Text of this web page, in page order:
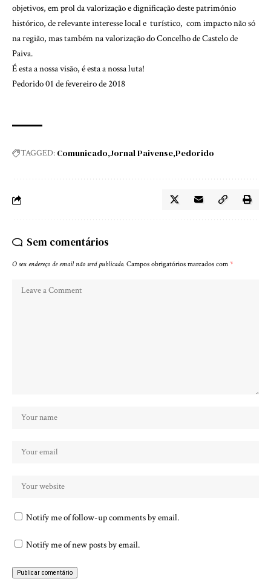
objetivos, em prol da valorização e dignificação deste património
histórico, de relevante interesse local e turístico, com impacto não só
na região, mas também na valorização do Concelho de Castelo de
Paiva.
É esta a nossa visão, é esta a nossa luta!
Pedorido 01 de fevereiro de 2018
TAGGED: Comunicado Jornal Paivense Pedorido
Sem comentários
O seu endereço de email não será publicado. Campos obrigatórios marcados com *
Notify me of follow-up comments by email.
Notify me of new posts by email.